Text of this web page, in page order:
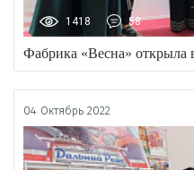
1418 58
Фабрика «Весна» открыла
04 Октябрь 2022